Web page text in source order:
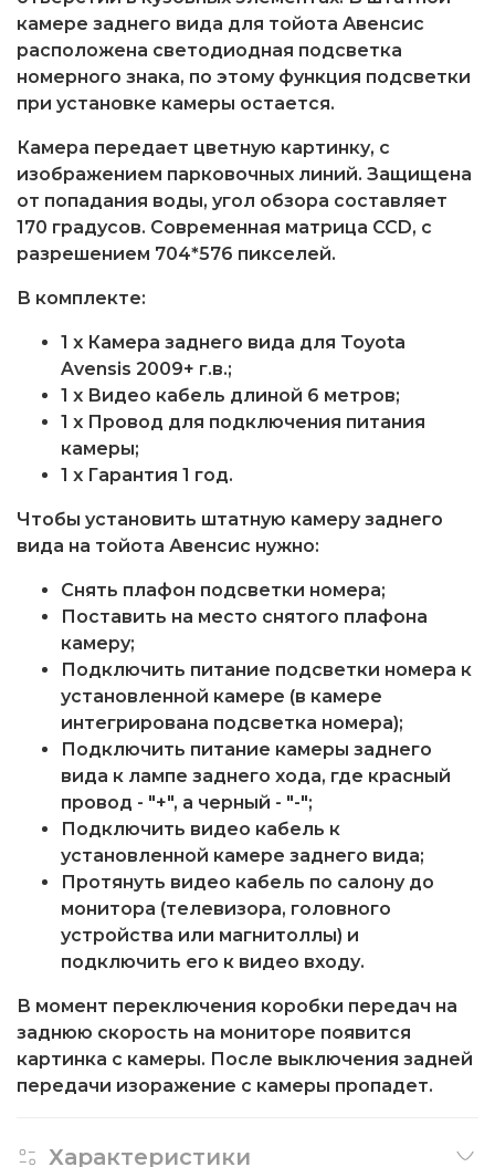
камере заднего вида для тойота Авенсис
расположена светодиодная подсветка
номерного знака, по этому функция подсветки
при установке камеры остается.
Камера передает цветную картинку, с
изображением парковочных линий. Защищена
от попадания воды, угол обзора составляет
170 градусов. Современная матрица CCD, с
разрешением 704*576 пикселей.
В комплекте:
1 x Камера заднего вида для Toyota
Avensis 2009+ г.в.;
1 x Видео кабель длиной 6 метров;
1 x Провод для подключения питания
камеры;
1 x Гарантия 1 год.
Чтобы установить штатную камеру заднего
вида на тойота Авенсис нужно:
Снять плафон подсветки номера;
Поставить на место снятого плафона
камеру;
Подключить питание подсветки номера к
установленной камере (в камере
интегрирована подсветка номера);
Подключить питание камеры заднего
вида к лампе заднего хода, где красный
провод - "+", а черный - "-";
Подключить видео кабель к
установленной камере заднего вида;
Протянуть видео кабель по салону до
монитора (телевизора, головного
устройства или магнитоллы) и
подключить его к видео входу.
В момент переключения коробки передач на
заднюю скорость на мониторе появится
картинка с камеры. После выключения задней
передачи изоражение с камеры пропадет.
Характеристики